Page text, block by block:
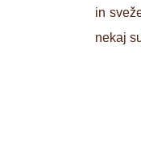
in
nekaj